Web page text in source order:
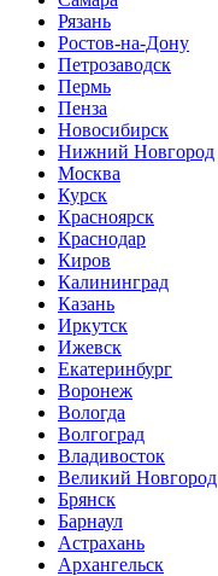
Рязань
Ростов-на-Дону
Петрозаводск
Пермь
Пенза
Новосибирск
Нижний Новгород
Москва
Курск
Красноярск
Краснодар
Киров
Калининград
Казань
Иркутск
Ижевск
Екатеринбург
Воронеж
Вологда
Волгоград
Владивосток
Великий Новгород
Брянск
Барнаул
Астрахань
Архангельск